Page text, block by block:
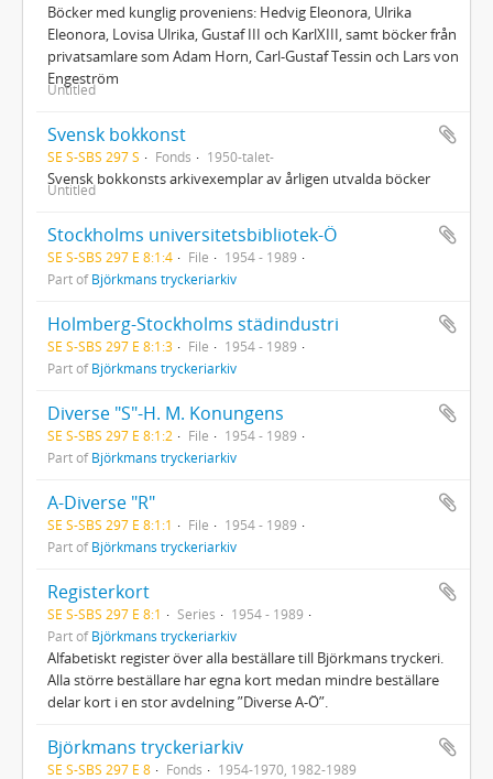
Böcker med kunglig proveniens: Hedvig Eleonora, Ulrika
Eleonora, Lovisa Ulrika, Gustaf III och KarlXIII, samt böcker från
privatsamlare som Adam Horn, Carl-Gustaf Tessin och Lars von
Engeström
Untitled
Svensk bokkonst
SE S-SBS 297 S Fonds 1950-talet-
Svensk bokkonsts arkivexemplar av årligen utvalda böcker
Untitled
Stockholms universitetsbibliotek-Ö
SE S-SBS 297 E 8:1:4 File
1954 - 1989
Part ofBjörkmans tryckeriarkiv
Holmberg-Stockholms städindustri
SE S-SBS 297 E 8:1:3 File
1954 - 1989
Part ofBjörkmans tryckeriarkiv
Diverse "S"-H. M. Konungens
SE S-SBS 297 E 8:1:2 File
1954 - 1989
Part ofBjörkmans tryckeriarkiv
A-Diverse "R"
SE S-SBS 297 E 8:1:1 File
1954 - 1989
Part ofBjörkmans tryckeriarkiv
Registerkort
SE S-SBS 297 E 8:1 Series
1954 - 1989
Part ofBjörkmans tryckeriarkiv
Alfabetiskt register över alla beställare till Björkmans tryckeri.
Alla större beställare har egna kort medan mindre beställare
delar kort i en stor avdelning ”Diverse A-Ö”.
Björkmans tryckeriarkiv
SE S-SBS 297 E 8 Fonds 1954-1970, 1982-1989